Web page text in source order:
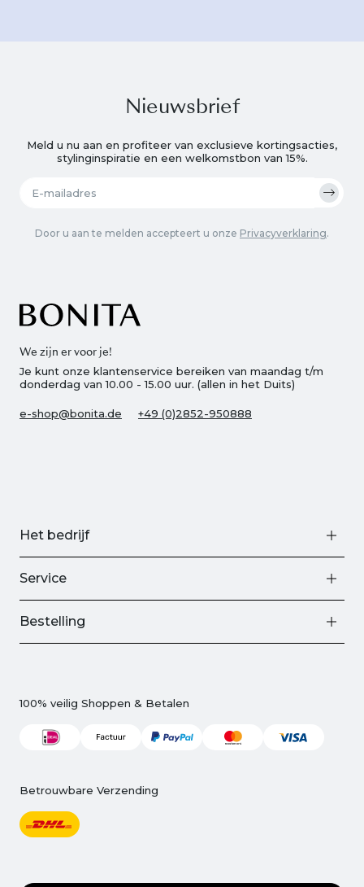
We zijn er voor je!
Je kunt onze klantenservice bereiken van maandag t/m
donderdag van 10.00 - 15.00 uur. (allen in het Duits)
e-shop@bonita.de +49 (0)2852-950888
Nieuwsbrief
Meld u nu aan en profiteer van exclusieve kortingsacties,
stylinginspiratie en een welkomstbon van 15%.
Door u aan te melden accepteert u onze Privacyverklaring.
Het bedrijf
Service
Bestelling
100% veilig Shoppen & Betalen
Betrouwbare Verzending